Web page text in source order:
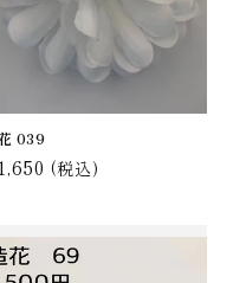
039
(税込)